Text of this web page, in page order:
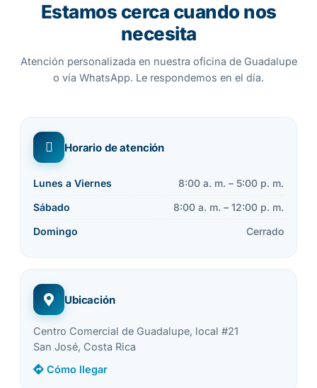
Estamos cerca cuando nos
necesita
Atención personalizada en nuestra oficina de Guadalupe
o vía WhatsApp. Le respondemos en el día.
Horario de atención
Lunes a Viernes
8:00 a. m. – 5:00 p. m.
Sábado
8:00 a. m. – 12:00 p. m.
Domingo
Cerrado
Ubicación
Centro Comercial de Guadalupe, local #21
San José, Costa Rica
Cómo llegar